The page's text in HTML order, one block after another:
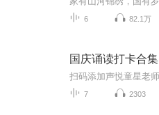
6 82.1万
国庆诵读打卡合集
7 2303